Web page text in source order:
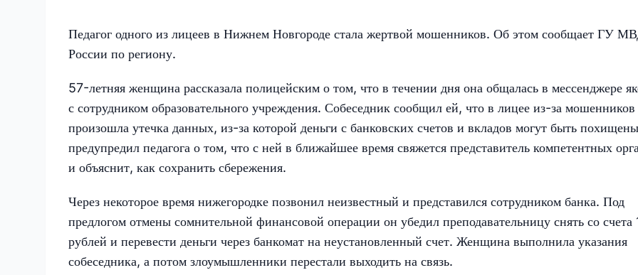
Педагог одного из лицеев в Нижнем Новгороде стала жертвой мошенников. Об этом сообщает ГУ
России по региону.
57-летняя женщина рассказала полицейским о том, что в течении дня она общалась в мессенджере
с сотрудником образовательного учреждения. Собеседник сообщил ей, что в лицее из-за мошенников
произошла утечка данных, из-за которой деньги с банковских счетов и вкладов могут быть
предупредил педагога о том, что с ней в ближайшее время свяжется представитель компетентных
и объяснит, как сохранить сбережения.
Через некоторое время нижегородке позвонил неизвестный и представился сотрудником банка. Под
предлогом отмены сомнительной финансовой операции он убедил преподавательницу снять со счета
рублей и перевести деньги через банкомат на неустановленный счет. Женщина выполнила указания
собеседника, а потом злоумышленники перестали выходить на связь.